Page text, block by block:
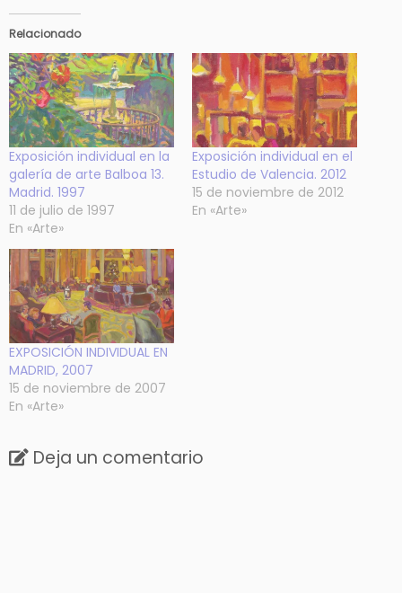
Relacionado
Exposición individual en la
galería de arte Balboa 13.
Madrid. 1997
11 de julio de 1997
En «Arte»
Exposición individual en el
Estudio de Valencia. 2012
15 de noviembre de 2012
En «Arte»
EXPOSICIÓN INDIVIDUAL EN
MADRID, 2007
15 de noviembre de 2007
En «Arte»
Deja un comentario